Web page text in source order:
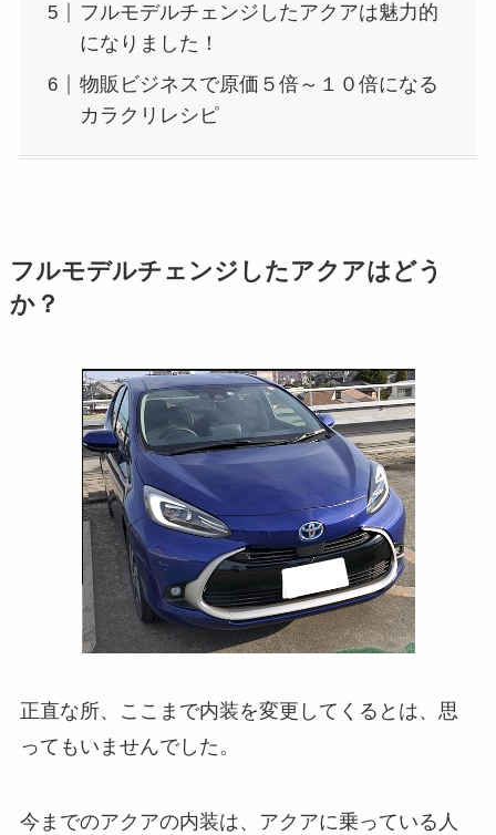
フルモデルチェンジしたアクアは魅力的
になりました！
物販ビジネスで原価５倍～１０倍になる
カラクリレシピ
フルモデルチェンジしたアクアはどう
か？
正直な所、ここまで内装を変更してくるとは、思
ってもいませんでした。
今までのアクアの内装は、アクアに乗っている人